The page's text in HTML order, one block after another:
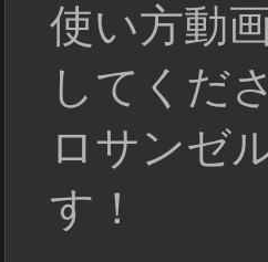
使い方動
してくだ
ロサンゼ
す！